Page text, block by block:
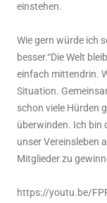
einstehen.
Wie gern würde ich
besser.“Die Welt
einfach mittendrin.
Situation.
schon viele Hürden
überwinden. Ich bin
unser Vereinsleben
Mitglieder zu
https://youtu.be/